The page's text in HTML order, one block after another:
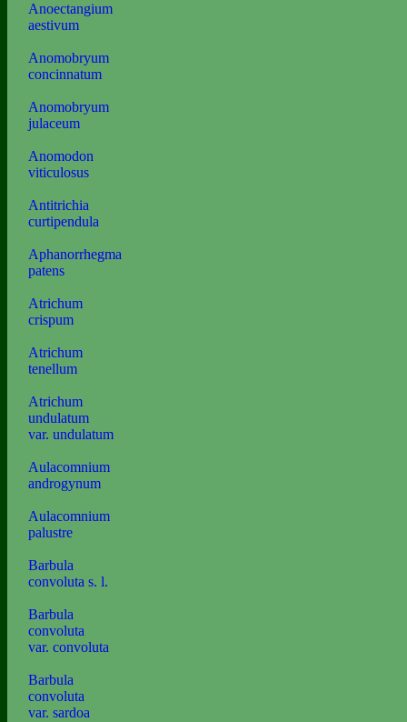
Anoectangium
aestivum
Anomobryum
concinnatum
Anomobryum
julaceum
Anomodon
viticulosus
Antitrichia
curtipendula
Aphanorrhegma
patens
Atrichum
crispum
Atrichum
tenellum
Atrichum
undulatum
var. undulatum
Aulacomnium
androgynum
Aulacomnium
palustre
Barbula
convoluta s. l.
Barbula
convoluta
var. convoluta
Barbula
convoluta
var. sardoa